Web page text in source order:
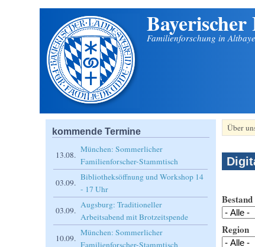
Familienforschung in
Über
Bestand
Region
kommende Termine
13.08.
München: Sommerlicher
Familienforscher-Stammtisch
03.09.
Bibliotheksöffnung und Workshop 14
- 17 Uhr
03.09.
Augsburg: Traditioneller
Arbeitsabend mit Brotzeitspende
10.09.
München: Sommerlicher
Familienforscher-Stammtisch